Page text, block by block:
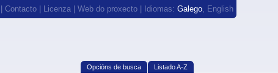
Contacto Licenza Web do proxecto | Idiomas: Galego, English
Opcións de busca Listado A-Z